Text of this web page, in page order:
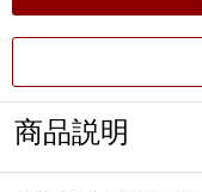
商品説明